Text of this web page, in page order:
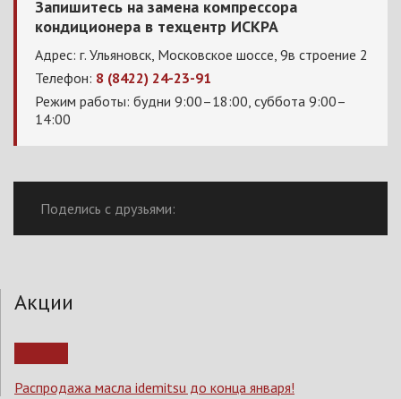
Запишитесь на замена компрессора
кондиционера в техцентр ИСКРА
Адрес: г. Ульяновск, Московское шоссе, 9в строение 2
Телефон: 8 (8422) 24-23-91
Режим работы: будни 9:00–18:00, суббота 9:00–
14:00
Поделись с друзьями:
Акции
Распродажа масла idemitsu до конца января!